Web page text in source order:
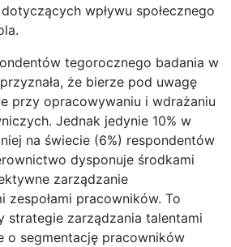
wpływu społecznego
tegorocznego badania w
że bierze pod uwagę
przy opracowywaniu i wdrażaniu
Jednak jedynie 10% w
na świecie (6%) respondentów
dysponuje środkami
zarządzanie
zespołami pracowników. To
strategie zarządzania talentami
o segmentację pracowników